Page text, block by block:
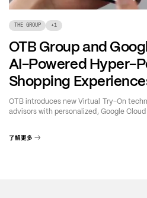
THE GROUP +1
OTB Group and
AI-Powered Hyper-
Shopping
OTB introduces new Virtual Try-On
advisors with personalized, Google
了解更多